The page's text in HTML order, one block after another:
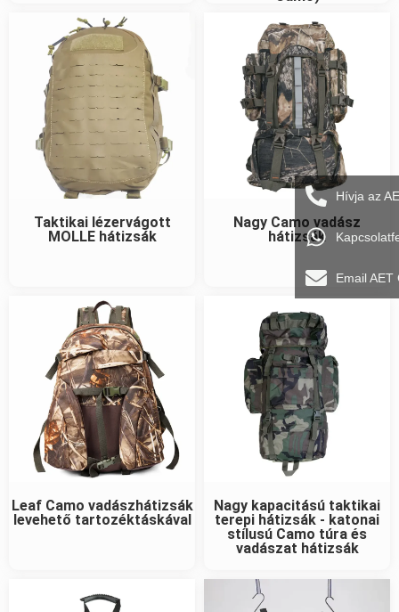
Taktikai lézervágott
MOLLE hátizsák
Nagy Camo vadász
hátizsák
Leaf Camo vadászhátizsák
levehető tartozéktáskával
Nagy kapacitású taktikai
terepi hátizsák - katonai
stílusú Camo túra és
vadászat hátizsák
Hívja az
Email AET